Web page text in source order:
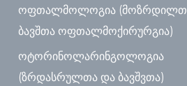
ოფთალმოლოგია
ბავშთა ოფთალმოქირურგია)
ოტორინოლარინგოლოგია
(ზრდასრულთა და ბავშვთა)